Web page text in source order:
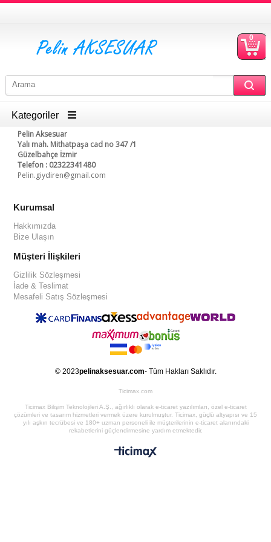
0
Kategoriler
Pelin Aksesuar
Yalı mah. Mithatpaşa cad no 347 /1
Güzelbahçe İzmir
Telefon : 02322341480
Pelin.giydiren@gmail.com
Kurumsal
Hakkımızda
Bize Ulaşın
Müşteri İlişkileri
Gizlilik Sözleşmesi
İade & Teslimat
Mesafeli Satış Sözleşmesi
© 2023pelinaksesuar.com- Tüm Hakları Saklıdır.
Ticimax.com
Ticimax Bilişim Teknolojileri A.Ş., ağırlıklı olarak e-ticaret yazılımları, özel e-ticaret
çözümleri ve tasarım hizmetleri vermek üzere kurulmuştur. Ticimax, güçlü altyapısı ve 15
yılı aşkın tecrübesi ve 180+ uzman personeli ile müşterilerinin e-ticaret alanındaki
rekabetlerini güçlendirmesine yardım etmektedir.